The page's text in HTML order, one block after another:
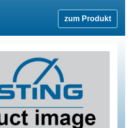
zum Produkt